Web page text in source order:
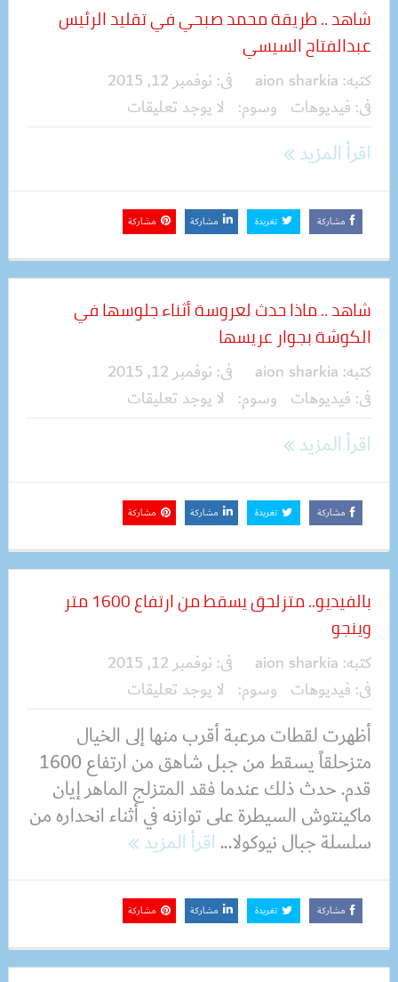
شاهد .. طريقة محمد صبحي في تقليد الرئيس
عبدالفتاح السيسي
كتبه: aion sharkia فى: نوفمبر 12, 2015
فى: فيديوهات وسوم: لا يوجد تعليقات
اقرأ المزيد
مشاركة تغريدة مشاركة مشاركة
شاهد .. ماذا حدث لعروسة أثناء جلوسها في
الكوشة بجوار عريسها
كتبه: aion sharkia فى: نوفمبر 12, 2015
فى: فيديوهات وسوم: لا يوجد تعليقات
اقرأ المزيد
مشاركة تغريدة مشاركة مشاركة
بالفيديو.. متزلحق يسقط من ارتفاع 1600 متر
وينجو
كتبه: aion sharkia فى: نوفمبر 12, 2015
فى: فيديوهات وسوم: لا يوجد تعليقات
أظهرت لقطات مرعبة أقرب منها إلى الخيال
متزحلقاً يسقط من جبل شاهق من ارتفاع 1600
قدم. حدث ذلك عندما فقد المتزلج الماهر إيان
ماكينتوش السيطرة على توازنه في أثناء انحداره من
سلسلة جبال نيوكولا...اقرأ المزيد
مشاركة تغريدة مشاركة مشاركة